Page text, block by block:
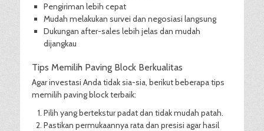
Pengiriman lebih cepat
Mudah melakukan survei dan negosiasi langsung
Dukungan after-sales lebih jelas dan mudah
dijangkau
Tips Memilih Paving Block Berkualitas
Agar investasi Anda tidak sia-sia, berikut beberapa tips
memilih paving block terbaik:
Pilih yang bertekstur padat dan tidak mudah patah.
Pastikan permukaannya rata dan presisi agar hasil